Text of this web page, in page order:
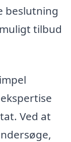
beslutning
tilbud
Ved at